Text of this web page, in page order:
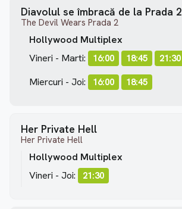
Diavolul se îmbracă de la Prada 2
The Devil Wears Prada 2
Hollywood Multiplex
Vineri - Marti:
16:00 18:45 21:30
Miercuri - Joi: 16:00 18:45
Her Private Hell
Her Private Hell
Hollywood Multiplex
Vineri - Joi:
21:30